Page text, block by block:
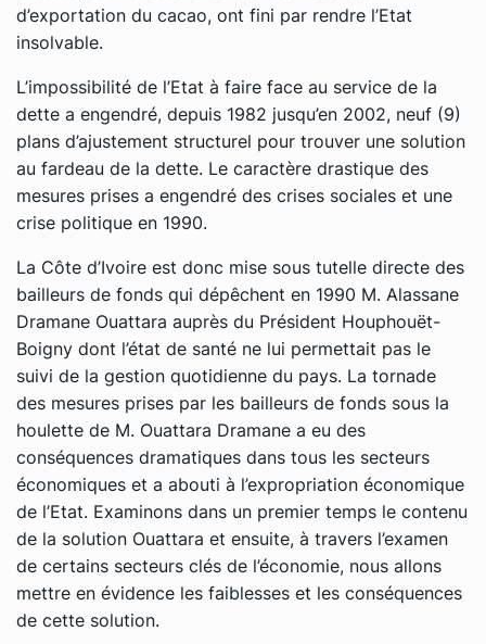
d’exportation du cacao, ont fini par rendre l’Etat
insolvable.
L’impossibilité de l’Etat à faire face au service de la
dette a engendré, depuis 1982 jusqu’en 2002, neuf (9)
plans d’ajustement structurel pour trouver une solution
au fardeau de la dette. Le caractère drastique des
mesures prises a engendré des crises sociales et une
crise politique en 1990.
La Côte d’Ivoire est donc mise sous tutelle directe des
bailleurs de fonds qui dépêchent en 1990 M. Alassane
Dramane Ouattara auprès du Président Houphouët-
Boigny dont l’état de santé ne lui permettait pas le
suivi de la gestion quotidienne du pays. La tornade
des mesures prises par les bailleurs de fonds sous la
houlette de M. Ouattara Dramane a eu des
conséquences dramatiques dans tous les secteurs
économiques et a abouti à l’expropriation économique
de l’Etat. Examinons dans un premier temps le contenu
de la solution Ouattara et ensuite, à travers l’examen
de certains secteurs clés de l’économie, nous allons
mettre en évidence les faiblesses et les conséquences
de cette solution.